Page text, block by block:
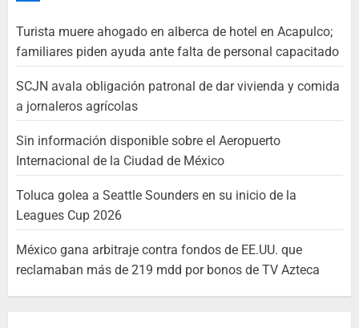
Turista muere ahogado en alberca de hotel en Acapulco;
familiares piden ayuda ante falta de personal capacitado
SCJN avala obligación patronal de dar vivienda y comida
a jornaleros agrícolas
Sin información disponible sobre el Aeropuerto
Internacional de la Ciudad de México
Toluca golea a Seattle Sounders en su inicio de la
Leagues Cup 2026
México gana arbitraje contra fondos de EE.UU. que
reclamaban más de 219 mdd por bonos de TV Azteca